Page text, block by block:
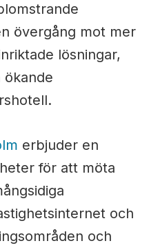
övergång mot mer
lösningar,
ökande
erbjuder en
för att möta
och
och